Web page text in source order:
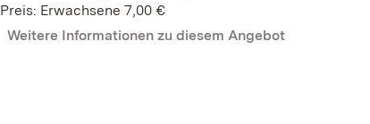
Preis: Erwachsene 7,00 €
Weitere Informationen zu diesem Angebot